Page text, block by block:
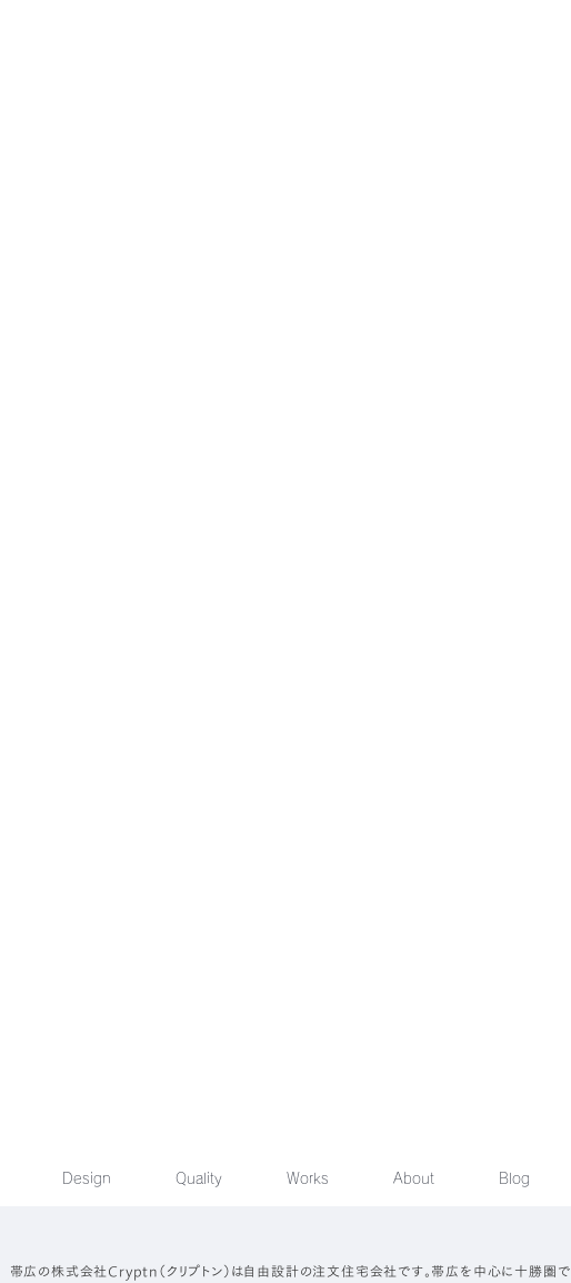
Design Quality Works About Blog
帯広の株式会社Cryptn（クリプトン）は自由設計の注文住宅会社です。帯広を中心に十勝圏で